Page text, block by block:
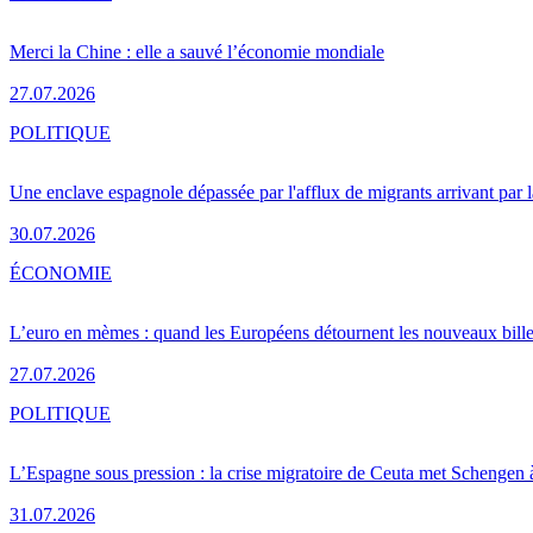
Merci la Chine : elle a sauvé l’économie mondiale
27.07.2026
Une enclave espagnole dépassée par l'afflux de migrants arrivant par
30.07.2026
POLITIQUE
L’euro en mèmes : quand les Européens détournent les nouveaux
27.07.2026
ÉCONOMIE
L’Espagne sous pression : la crise migratoire de Ceuta met Schengen
31.07.2026
POLITIQUE